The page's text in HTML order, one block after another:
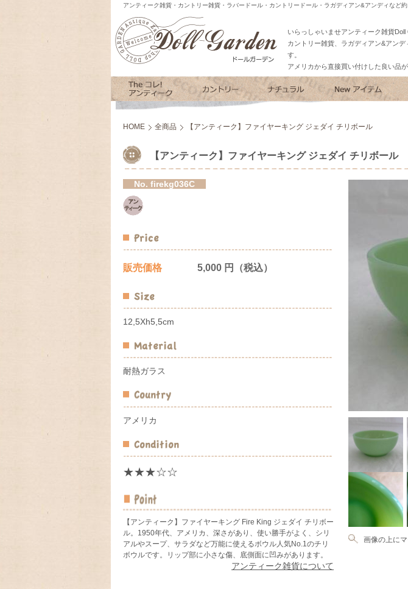
アンティーク雑貨・カントリー雑貨・ラバードール・カントリードール・ラガディアン&アンディなど
いらっしゃいませアンティーク雑貨Doll
カントリー雑貨、ラガディアン&アンデ
す。
アメリカから直接買い付けした良い品
HOME 全商品 【アンティーク】ファイヤーキング ジェダイ チリボール
【アンティーク】ファイヤーキング ジェダイ チリボール
No. firekg036C
販売価格 5,000 円（税込）
12,5Xh5,5cm
耐熱ガラス
アメリカ
★★★☆☆
【アンティーク】ファイヤーキング Fire King ジェダイ チリボー
ル。1950年代、アメリカ、深さがあり、使い勝手がよく、シリ
アルやスープ、サラダなど万能に使えるボウル人気No.1のチリ
ボウルです。リップ部に小さな傷、底側面に凹みがあります。
アンティーク雑貨について
画像の上に